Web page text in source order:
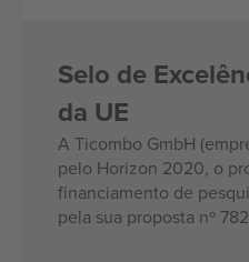
Selo de
da UE
A Ticombo GmbH
pelo Horizon 2020, o
financiamento de
pela sua proposta nº